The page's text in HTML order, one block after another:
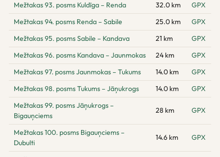
Mežtakas 93. posms Kuldīga – Renda
32.0 km
GPX
Mežtakas 94. posms Renda – Sabile
25.0 km
GPX
Mežtakas 95. posms Sabile – Kandava
21 km
GPX
Mežtakas 96. posms Kandava – Jaunmokas
24 km
GPX
Mežtakas 97. posms Jaunmokas – Tukums
14.0 km
GPX
Mežtakas 98. posms Tukums – Jāņukrogs
14.0 km
GPX
Mežtakas 99. posms Jāņukrogs –
Bigauņciems
28 km GPX
Mežtakas 100. posms Bigauņciems –
Dubulti
14.6 km GPX